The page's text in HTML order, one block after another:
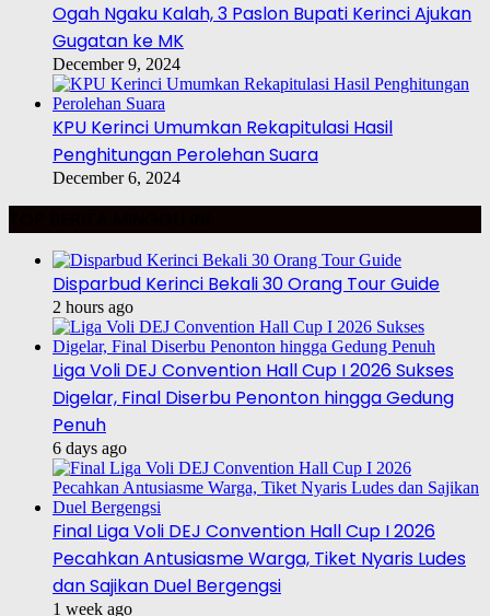
Ogah Ngaku Kalah, 3 Paslon Bupati Kerinci Ajukan
Gugatan ke MK
December 9, 2024
KPU Kerinci Umumkan Rekapitulasi Hasil
Penghitungan Perolehan Suara
December 6, 2024
Disparbud Kerinci Bekali 30 Orang Tour Guide
2 hours ago
Liga Voli DEJ Convention Hall Cup I 2026 Sukses
Digelar, Final Diserbu Penonton hingga Gedung
Penuh
6 days ago
Final Liga Voli DEJ Convention Hall Cup I 2026
Pecahkan Antusiasme Warga, Tiket Nyaris Ludes
dan Sajikan Duel Bergengsi
1 week ago